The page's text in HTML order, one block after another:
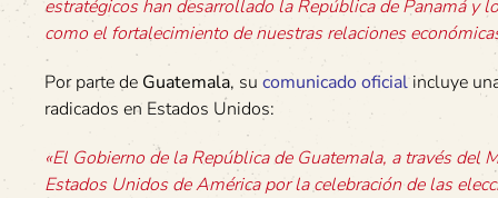
estratégicos han desarrollado la República de Panamá y
como el fortalecimiento de nuestras relaciones
Por parte de Guatemala, su comunicado oficial incluye
radicados en Estados Unidos:
«El Gobierno de la República de Guatemala, a través
Estados Unidos de América por la celebración de las